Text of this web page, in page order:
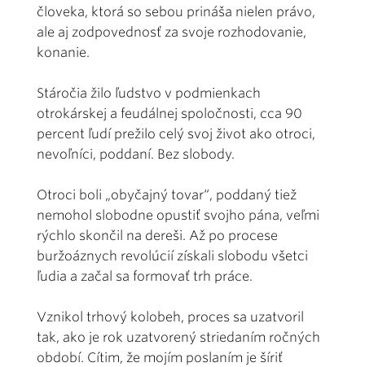
človeka, ktorá so sebou prináša nielen právo,
ale aj zodpovednosť za svoje rozhodovanie,
konanie.
Stáročia žilo ľudstvo v podmienkach
otrokárskej a feudálnej spoločnosti, cca 90
percent ľudí prežilo celý svoj život ako otroci,
nevoľníci, poddaní. Bez slobody.
Otroci boli „obyčajný tovar“, poddaný tiež
nemohol slobodne opustiť svojho pána, veľmi
rýchlo skončil na dereši. Až po procese
buržoáznych revolúcií získali slobodu všetci
ľudia a začal sa formovať trh práce.
Vznikol trhový kolobeh, proces sa uzatvoril
tak, ako je rok uzatvorený striedaním ročných
období. Cítim, že mojím poslaním je šíriť